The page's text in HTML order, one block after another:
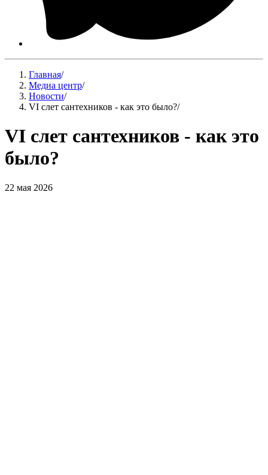
Главная/
Медиа центр/
Новости/
VI слет сантехников - как это было?/
VI слет сантехников - как это
было?
22 мая 2026